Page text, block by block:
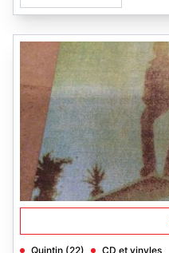
Quintin (22) CD et vinyles